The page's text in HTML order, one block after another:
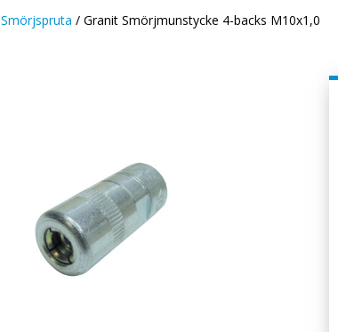
Smörjspruta / Granit Smörjmunstycke 4-backs M10x1,0